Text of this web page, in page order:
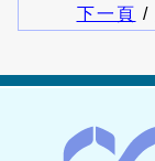
下一頁 /